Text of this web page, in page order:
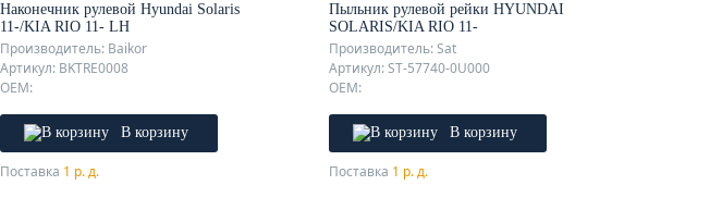
Наконечник рулевой Hyundai Solaris
11-/KIA RIO 11- LH
Производитель: Baikor
Артикул: BKTRE0008
OEM:
В корзину
Поставка 1 р. д.
Пыльник рулевой рейки HYUNDAI
SOLARIS/KIA RIO 11-
Производитель: Sat
Артикул: ST-57740-0U000
OEM:
В корзину
Поставка 1 р. д.